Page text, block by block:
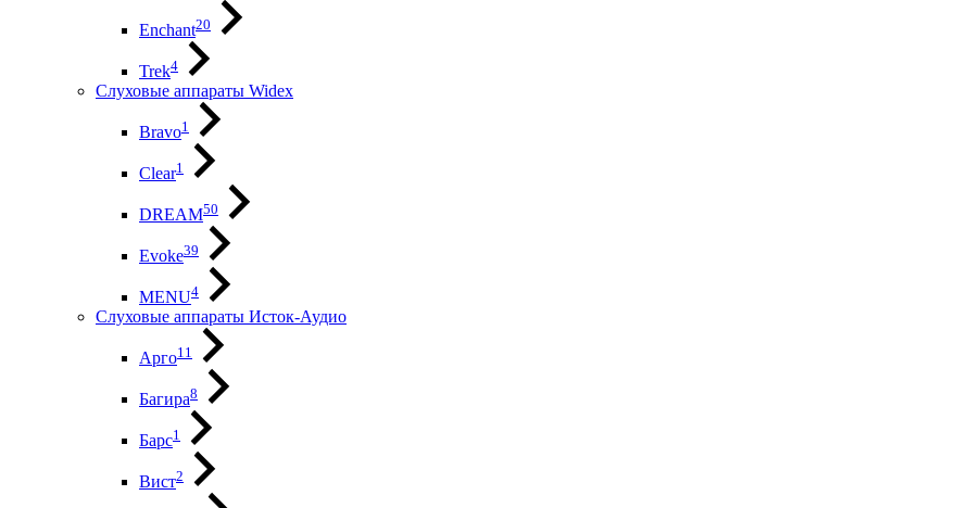
Enchant20
Trek4
Слуховые аппараты Widex
Bravo1
Clear1
DREAM50
Evoke39
MENU4
Слуховые аппараты Исток-Аудио
Арго11
Багира8
Барс1
Вист2